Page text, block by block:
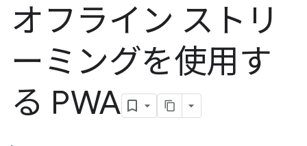
オフライン ストリ
ーミングを使用す
る PWA